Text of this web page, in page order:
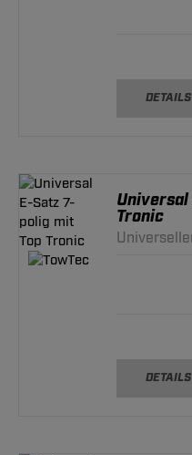
DETAILS
Tronic
DETAILS